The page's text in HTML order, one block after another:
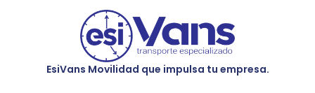
EsiVans Movilidad que impulsa tu empresa.